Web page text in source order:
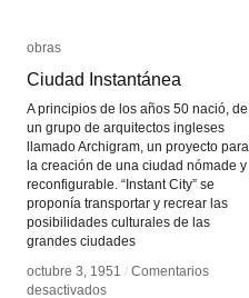
obras
Ciudad Instantánea
A principios de los años 50 nació, de
un grupo de arquitectos ingleses
llamado Archigram, un proyecto para
la creación de una ciudad nómade y
reconfigurable. “Instant City” se
proponía transportar y recrear las
posibilidades culturales de las
grandes ciudades
octubre 3, 1951 / Comentarios
desactivadosen
obras
Ciudad Instantánea
octubre 3, 1951 / Comentarios
desactivadosen